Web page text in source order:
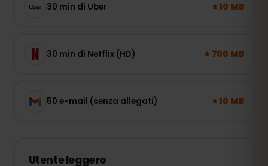
30 min di Uber ± 10 MB
30 min di Netflix (HD) ± 700 MB
50 e-mail (senza allegati) ± 10 MB
Utente leggero